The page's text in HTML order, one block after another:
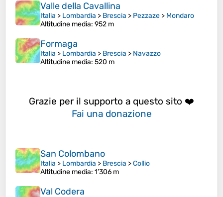
Valle della Cavallina
Italia > Lombardia > Brescia > Pezzaze > Mondaro
Altitudine media: 952 m
Formaga
Italia > Lombardia > Brescia > Navazzo
Altitudine media: 520 m
Grazie per il supporto a questo sito ❤️
Fai una donazione
San Colombano
Italia > Lombardia > Brescia >Collio
Altitudine media: 1’306 m
Val Codera